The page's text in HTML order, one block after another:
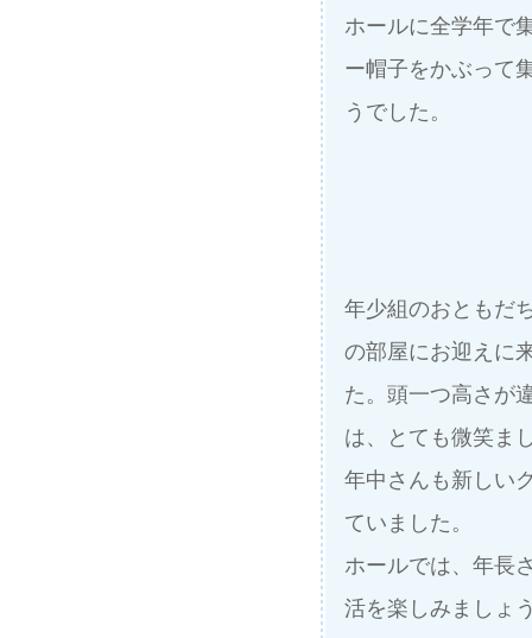
ホールに全学年で
ー帽子をかぶって
うでした。
年少組のおともだ
の部屋にお迎えに
た。頭一つ高さが
は、とても微笑ま
年中さんも新しい
ていました。
ホールでは、年長
活を楽しみましょ